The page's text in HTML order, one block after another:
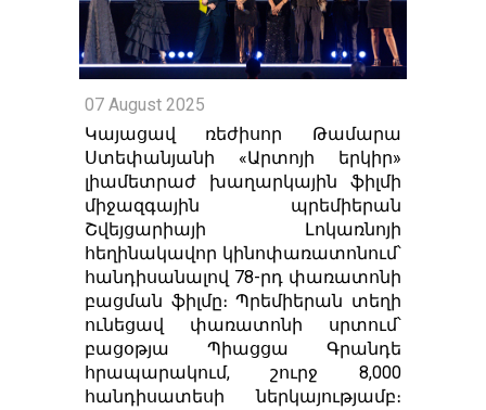
07 August 2025
Կայացավ ռեժիսոր Թամարա
Ստեփանյանի «Արտոյի երկիր»
լիամետրաժ խաղարկային ֆիլմի
միջազգային պրեմիերան
Շվեյցարիայի Լոկառնոյի
հեղինակավոր կինոփառատոնում՝
հանդիսանալով 78-րդ փառատոնի
բացման ֆիլմը։ Պրեմիերան տեղի
ունեցավ փառատոնի սրտում՝
բացօթյա Պիացցա Գրանդե
հրապարակում, շուրջ 8,000
հանդիսատեսի ներկայությամբ։